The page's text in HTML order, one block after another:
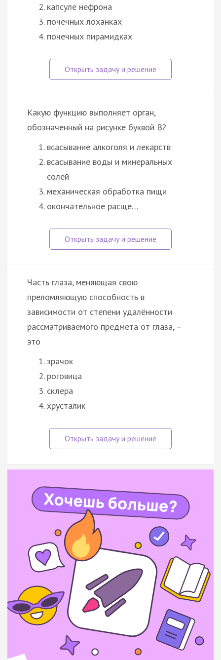
капсуле нефрона
почечных лоханках
почечных пирамидках
Какую функцию выполняет орган,
обозначенный на рисунке буквой В?
всасывание алкоголя и лекарств
всасывание воды и минеральных
солей
механическая обработка пищи
окончательное расще…
Часть глаза, меняющая свою
преломляющую способность в
зависимости от степени удалённости
рассматриваемого предмета от глаза, –
это
зрачок
роговица
склера
хрусталик